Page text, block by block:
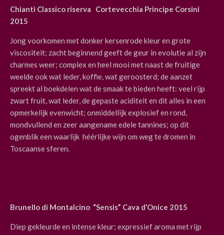
Chianti Classico riserva Cortevecchia Principe Corsini
2015
Jong voorkomen met donker kersenrode kleur en grote
viscositeit; zacht beginnend geeft de geur in evolutie al zijn
charmes weer; complex en heel mooi met naast de fruitige
weelde ook wat leder, koffie, wat geroosterd; de aanzet
spreekt al boekdelen wat de smaak te bieden heeft: veel rijp
zwart fruit, wat leder, de gepaste aciditeit en dit alles in een
opmerkelijk evenwicht; onmiddellijk explosief en rond,
mondvullend en zeer aangename edele tannines; op dit
ogenblik een waarlijk héérlijke wijn om weg te dromen in
Toscaanse sferen.
Brunello di Montalcino “Sensis” Cava d’Onice 2015
Diep gekleurde en intense kleur; expressief aroma met rijp